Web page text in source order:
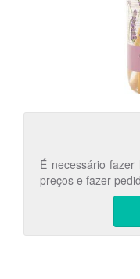
É necessário
preços e fazer